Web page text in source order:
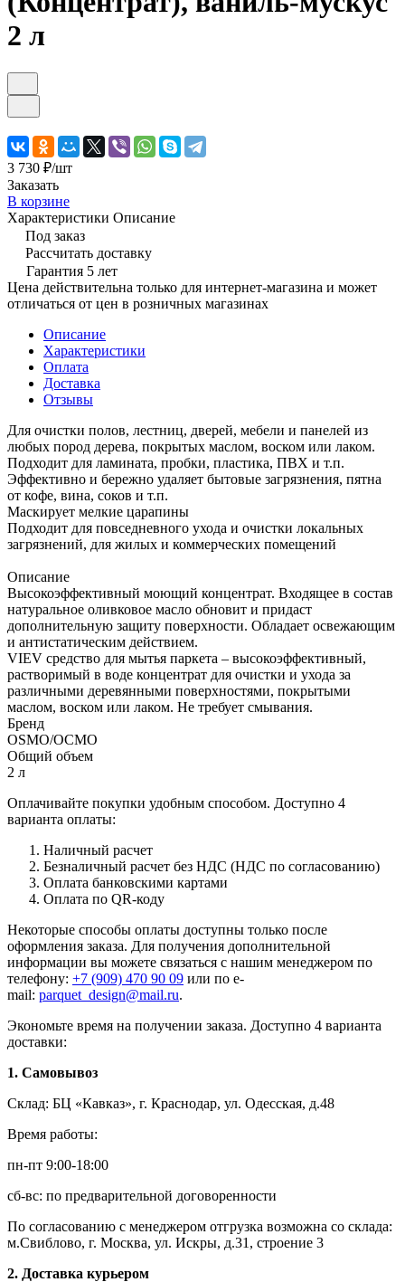
2 л
3 730 ₽/шт
Заказать
В корзине
Характеристики Описание
Под заказ
Рассчитать доставку
Гарантия 5 лет
Цена действительна только для интернет-магазина и может
отличаться от цен в розничных магазинах
Описание
Характеристики
Оплата
Доставка
Отзывы
Для очистки полов, лестниц, дверей, мебели и панелей из
любых пород дерева, покрытых маслом, воском или лаком.
Подходит для ламината, пробки, пластика, ПВХ и т.п.
Эффективно и бережно удаляет бытовые загрязнения, пятна
от кофе, вина, соков и т.п.
Маскирует мелкие царапины
Подходит для повседневного ухода и очистки локальных
загрязнений, для жилых и коммерческих помещений
Описание
Высокоэффективный моющий концентрат. Входящее в состав
натуральное оливковое масло обновит и придаст
дополнительную защиту поверхности. Обладает освежающим
и антистатическим действием.
VIEV средство для мытья паркета – высокоэффективный,
растворимый в воде концентрат для очистки и ухода за
различными деревянными поверхностями, покрытыми
маслом, воском или лаком. Не требует смывания.
Бренд
OSMO/ОСМО
Общий объем
2 л
Оплачивайте покупки удобным способом. Доступно 4
варианта оплаты:
Наличный расчет
Безналичный расчет без НДС (НДС по согласованию)
Оплата банковскими картами
Оплата по QR-коду
Некоторые способы оплаты доступны только после
оформления заказа. Для получения дополнительной
информации вы можете связаться с нашим менеджером по
телефону: +7 (909) 470 90 09 или по e-
mail: parquet_design@mail.ru.
Экономьте время на получении заказа. Доступно 4 варианта
доставки:
1. Самовывоз
Склад: БЦ «Кавказ», г. Краснодар, ул. Одесская, д.48
Время работы:
пн-пт 9:00-18:00
сб-вс: по предварительной договоренности
По согласованию с менеджером отгрузка возможна со склада:
м.Свиблово, г. Москва, ул. Искры, д.31, строение 3
2. Доставка курьером